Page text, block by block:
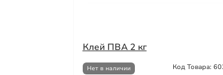
Клей ПВА 2 кг
Нет в наличии Код Товара: